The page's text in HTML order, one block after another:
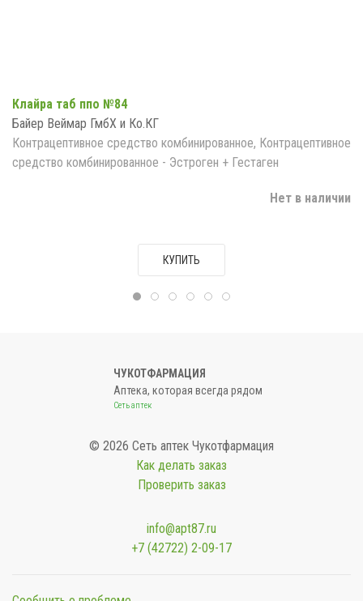
Клайра таб ппо №84
Байер Веймар ГмбХ и Ко.КГ
Контрацептивное средство комбинированное, Контрацептивное
средство комбинированное - Эстроген + Гестаген
Нет в наличии
КУПИТЬ
ЧУКОТФАРМАЦИЯ
Аптека, которая всегда рядом
Сеть аптек
© 2026 Сеть аптек Чукотфармация
Как делать заказ
Проверить заказ
info@apt87.ru
+7 (42722) 2-09-17